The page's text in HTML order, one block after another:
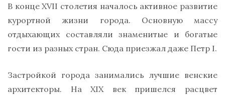
В конце XVII столетия началось активное развитие
курортной жизни города. Основную массу
отдыхающих составляли знаменитые и богатые
гости из разных стран. Сюда приезжал даже Петр I.
Застройкой города занимались лучшие венские
архитекторы. На XIX век пришелся расцвет